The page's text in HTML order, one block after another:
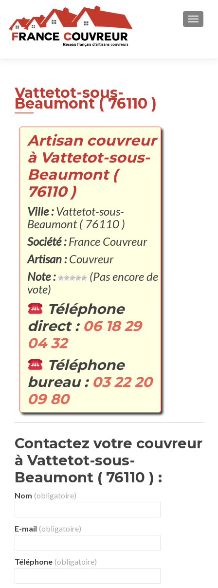
Vattetot-sous-
Beaumont ( 76110 )
Artisan couvreur
à Vattetot-sous-
Beaumont (
76110 )
Ville :Vattetot-sous-
Beaumont ( 76110 )
Société :France Couvreur
Artisan :Couvreur
Note :
(Pas encore de
vote)
Téléphone
direct : 06 18 29
04 32
Téléphone
bureau : 03 22 20
09 80
Contactez votre couvreur
à Vattetot-sous-
Beaumont ( 76110 ) :
Nom (obligatoire)
E-mail (obligatoire)
Téléphone (obligatoire)